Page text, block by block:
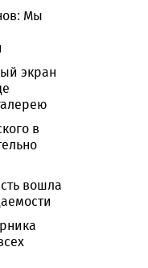
Мы
экран
в
вошла